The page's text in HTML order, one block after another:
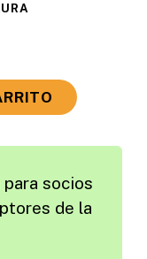
socios
de la